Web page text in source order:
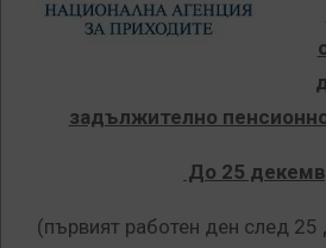
задължително
До 25
(първият работен ден след